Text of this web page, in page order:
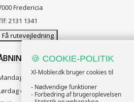
Fredericia
2131 1341
Få rutevejledning
til Fredag 10:00 til 18:00
og Søndag 10:00 til 16:00
🍪 COOKIE-POLITIK
Xl-Mobler.dk bruger cookies til
- Nødvendige funktioner
- Forbedring af brugeroplevelsen